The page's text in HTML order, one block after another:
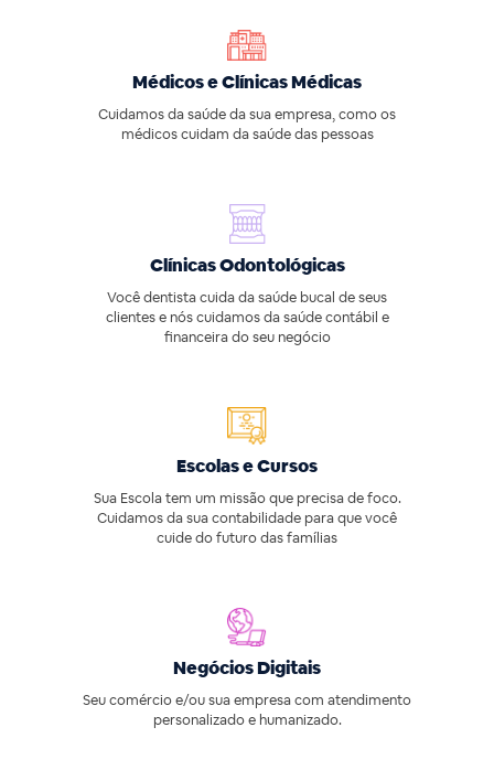
Médicos e Clínicas Médicas
Cuidamos da saúde da sua empresa, como os
médicos cuidam da saúde das pessoas
Clínicas Odontológicas
Você dentista cuida da saúde bucal de seus
clientes e nós cuidamos da saúde contábil e
financeira do seu negócio
Escolas e Cursos
Sua Escola tem um missão que precisa de foco.
Cuidamos da sua contabilidade para que você
cuide do futuro das famílias
Negócios Digitais
Seu comércio e/ou sua empresa com atendimento
personalizado e humanizado.